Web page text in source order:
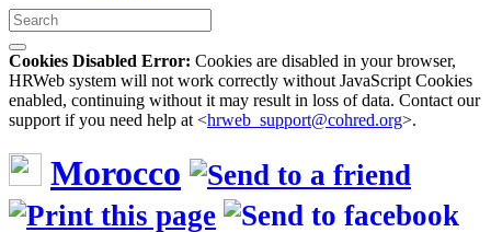
Cookies Disabled Error: Cookies are disabled in your browser,
HRWeb system will not work correctly without JavaScript Cookies
enabled, continuing without it may result in loss of data. Contact our
support if you need help at <hrweb_support@cohred.org>.
Morocco